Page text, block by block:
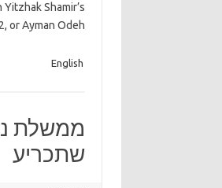
Shamir’s
or Ayman Odeh,
English
ממשלת
שתכריע